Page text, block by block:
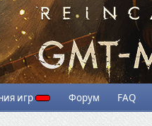
игр Форум FAQ